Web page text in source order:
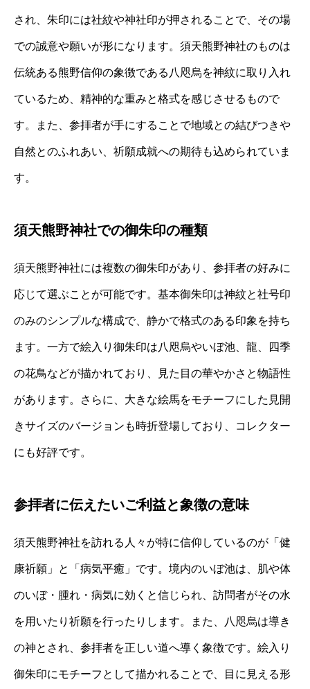
され、朱印には社紋や神社印が押されることで、その場
での誠意や願いが形になります。須天熊野神社のものは
伝統ある熊野信仰の象徴である八咫烏を神紋に取り入れ
ているため、精神的な重みと格式を感じさせるもので
す。また、参拝者が手にすることで地域との結びつきや
自然とのふれあい、祈願成就への期待も込められていま
す。
須天熊野神社での御朱印の種類
須天熊野神社には複数の御朱印があり、参拝者の好みに
応じて選ぶことが可能です。基本御朱印は神紋と社号印
のみのシンプルな構成で、静かで格式のある印象を持ち
ます。一方で絵入り御朱印は八咫烏やいぼ池、龍、四季
の花鳥などが描かれており、見た目の華やかさと物語性
があります。さらに、大きな絵馬をモチーフにした見開
きサイズのバージョンも時折登場しており、コレクター
にも好評です。
参拝者に伝えたいご利益と象徴の意味
須天熊野神社を訪れる人々が特に信仰しているのが「健
康祈願」と「病気平癒」です。境内のいぼ池は、肌や体
のいぼ・腫れ・病気に効くと信じられ、訪問者がその水
を用いたり祈願を行ったりします。また、八咫烏は導き
の神とされ、参拝者を正しい道へ導く象徴です。絵入り
御朱印にモチーフとして描かれることで、目に見える形